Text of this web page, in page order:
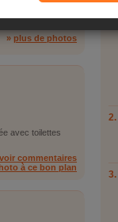
» plus de photos
avec toilettes
voir commentaires
à ce bon plan